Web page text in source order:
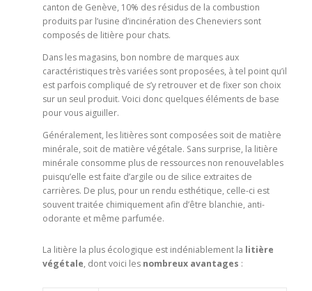
canton de Genève, 10% des résidus de la combustion
produits par l’usine d’incinération des Cheneviers sont
composés de litière pour chats.
Dans les magasins, bon nombre de marques aux
caractéristiques très variées sont proposées, à tel point qu’il
est parfois compliqué de s’y retrouver et de fixer son choix
sur un seul produit. Voici donc quelques éléments de base
pour vous aiguiller.
Généralement, les litières sont composées soit de matière
minérale, soit de matière végétale. Sans surprise, la litière
minérale consomme plus de ressources non renouvelables
puisqu’elle est faite d’argile ou de silice extraites de
carrières. De plus, pour un rendu esthétique, celle-ci est
souvent traitée chimiquement afin d’être blanchie, anti-
odorante et même parfumée.
La litière la plus écologique est indéniablement la litière
végétale, dont voici les nombreux avantages :